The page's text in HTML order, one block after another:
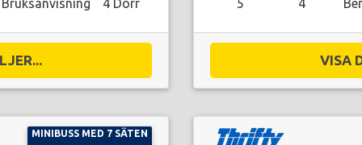
Bruksanvisning 4 Dörr 5 4
VISA
MINIBUSS MED 7 SÄTEN